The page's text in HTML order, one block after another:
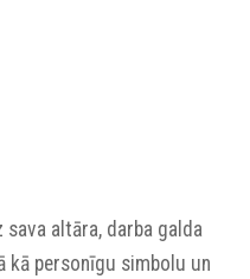
altāra, darba galda
kā personīgu simbolu un